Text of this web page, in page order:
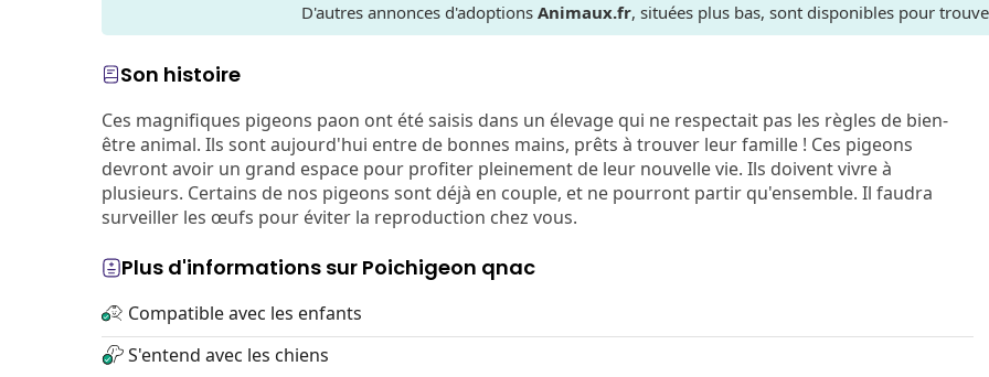
D'autres annonces d'adoptions Animaux.fr, situées plus bas, sont disponibles pour
Son histoire
Ces magnifiques pigeons paon ont été saisis dans un élevage qui ne respectait pas les règles de bien-
être animal. Ils sont aujourd'hui entre de bonnes mains, prêts à trouver leur famille ! Ces pigeons
devront avoir un grand espace pour profiter pleinement de leur nouvelle vie. Ils doivent vivre à
plusieurs. Certains de nos pigeons sont déjà en couple, et ne pourront partir qu'ensemble. Il faudra
surveiller les œufs pour éviter la reproduction chez vous.
Plus d'informations sur Poichigeon qnac
Compatible avec les enfants
S'entend avec les chiens